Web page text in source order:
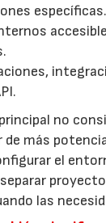
específicas.
no
de más
el
las